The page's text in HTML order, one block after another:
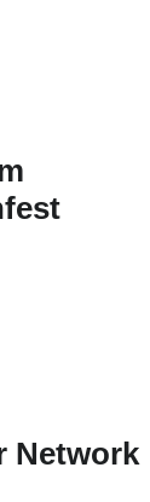
Network